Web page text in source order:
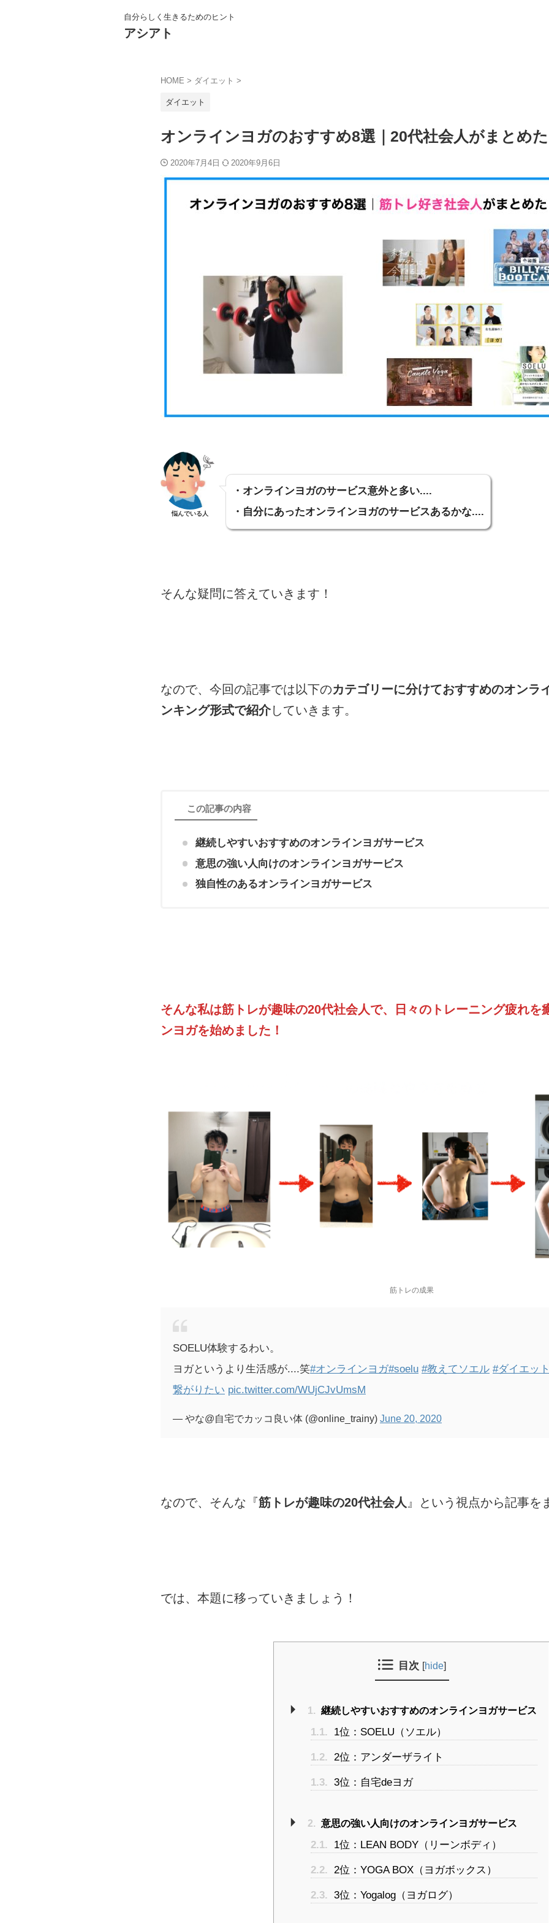
自分らしく生きるためのヒント
アシアト
HOME > ダイエット >
ダイエット
オンラインヨガのおすすめ8選｜20代社会人がまとめた
2020年7月4日 2020年9月6日
悩んでいる人
・オンラインヨガのサービス意外と多い....
・自分にあったオンラインヨガのサービスあるかな....
そんな疑問に答えていきます！
なので、今回の記事では以下のカテゴリーに分けておすすめのオンラ
ンキング形式で紹介していきます。
この記事の内容
継続しやすいおすすめのオンラインヨガサービス
意思の強い人向けのオンラインヨガサービス
独自性のあるオンラインヨガサービス
そんな私は筋トレが趣味の20代社会人で、日々のトレーニング疲れを
ンヨガを始めました！
筋トレの成果
SOELU体験するわい。
ヨガというより生活感が....笑#オンラインヨガ#soelu #教えてソエル #ダイエット
繋がりたい pic.twitter.com/WUjCJvUmsM
— やな@自宅でカッコ良い体 (@online_trainy) June 20, 2020
なので、そんな『筋トレが趣味の20代社会人 』という視点から記事を
では、本題に移っていきましょう！
目次 [hide]
1. 継続しやすいおすすめのオンラインヨガサービス
1.1. 1位：SOELU（ソエル）
1.2. 2位：アンダーザライト
1.3. 3位：自宅deヨガ
2. 意思の強い人向けのオンラインヨガサービス
2.1. 1位：LEAN BODY（リーンボディ）
2.2. 2位：YOGA BOX（ヨガボックス）
2.3. 3位：Yogalog（ヨガログ）